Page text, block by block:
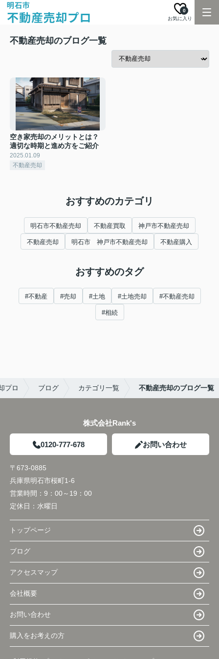
お気に入り
0
不動産売却のブログ一覧
空き家売却のメリットとは？
適切な時期と進め方をご紹介
2025.01.09
不動産売却
おすすめのカテゴリ
明石市不動産売却 不動産買取 神戸市不動産売却
不動産売却 明石市 神戸市不動産売却 不動産購入
おすすめのタグ
#不動産 #売却 #土地 #土地売却 #不動産売却
#相続
プロ ブログ カテゴリ一覧 不動産売却のブログ一覧
株式会社Rank's
0120-777-678 お問い合わせ
〒673-0885
兵庫県明石市桜町1-6
営業時間： 9：00～19：00
定休日： 水曜日
トップページ
ブログ
アクセスマップ
会社概要
お問い合わせ
購入をお考えの方